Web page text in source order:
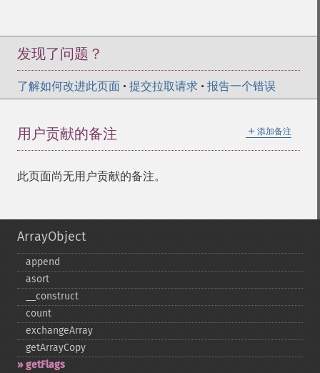
发现了问题？
了解如何改进此页面 • 提交拉取请求 • 报告一个错误
＋ 添加备注
用户贡献的备注
此页面尚无用户贡献的备注。
ArrayObject
append
asort
_​_​construct
count
exchangeArray
getArrayCopy
getFlags